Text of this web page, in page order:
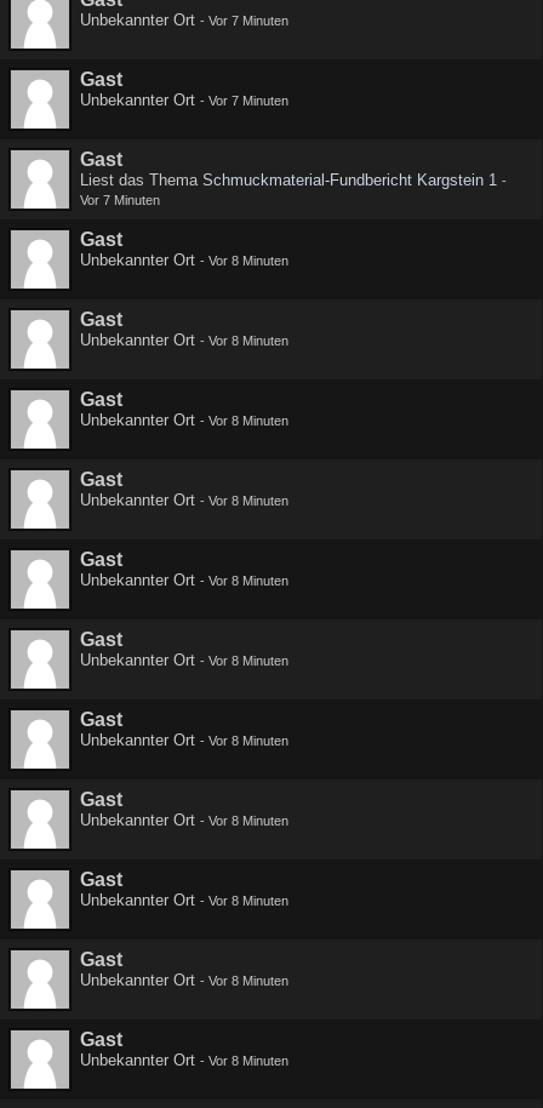
Unbekannter Ort - Vor 7 Minuten
Gast
Unbekannter Ort - Vor 7 Minuten
Gast
Liest das Thema Schmuckmaterial-Fundbericht Kargstein 1 -
Vor 7 Minuten
Gast
Unbekannter Ort - Vor 8 Minuten
Gast
Unbekannter Ort - Vor 8 Minuten
Gast
Unbekannter Ort - Vor 8 Minuten
Gast
Unbekannter Ort - Vor 8 Minuten
Gast
Unbekannter Ort - Vor 8 Minuten
Gast
Unbekannter Ort - Vor 8 Minuten
Gast
Unbekannter Ort - Vor 8 Minuten
Gast
Unbekannter Ort - Vor 8 Minuten
Gast
Unbekannter Ort - Vor 8 Minuten
Gast
Unbekannter Ort - Vor 8 Minuten
Gast
Unbekannter Ort - Vor 8 Minuten